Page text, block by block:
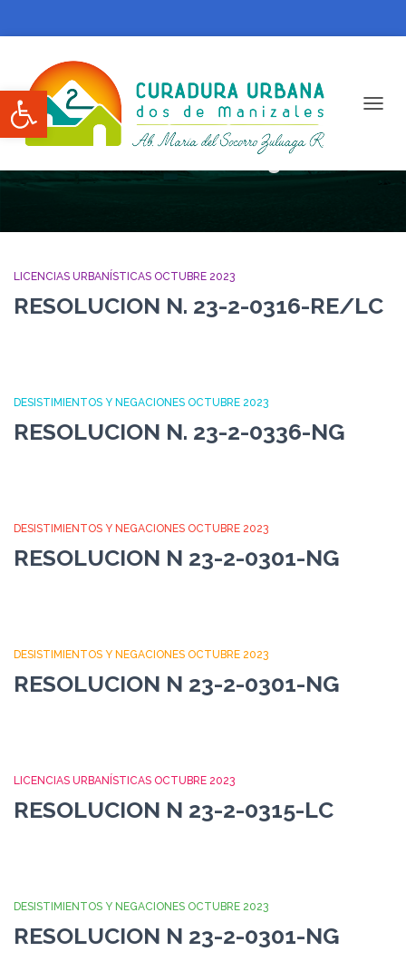
Abrir barra de herramientas
Octubre 2023
LICENCIAS URBANÍSTICAS OCTUBRE 2023
RESOLUCION N. 23-2-0316-RE/LC
DESISTIMIENTOS Y NEGACIONES OCTUBRE 2023
RESOLUCION N. 23-2-0336-NG
DESISTIMIENTOS Y NEGACIONES OCTUBRE 2023
RESOLUCION N 23-2-0301-NG
DESISTIMIENTOS Y NEGACIONES OCTUBRE 2023
RESOLUCION N 23-2-0301-NG
LICENCIAS URBANÍSTICAS OCTUBRE 2023
RESOLUCION N 23-2-0315-LC
DESISTIMIENTOS Y NEGACIONES OCTUBRE 2023
RESOLUCION N 23-2-0301-NG